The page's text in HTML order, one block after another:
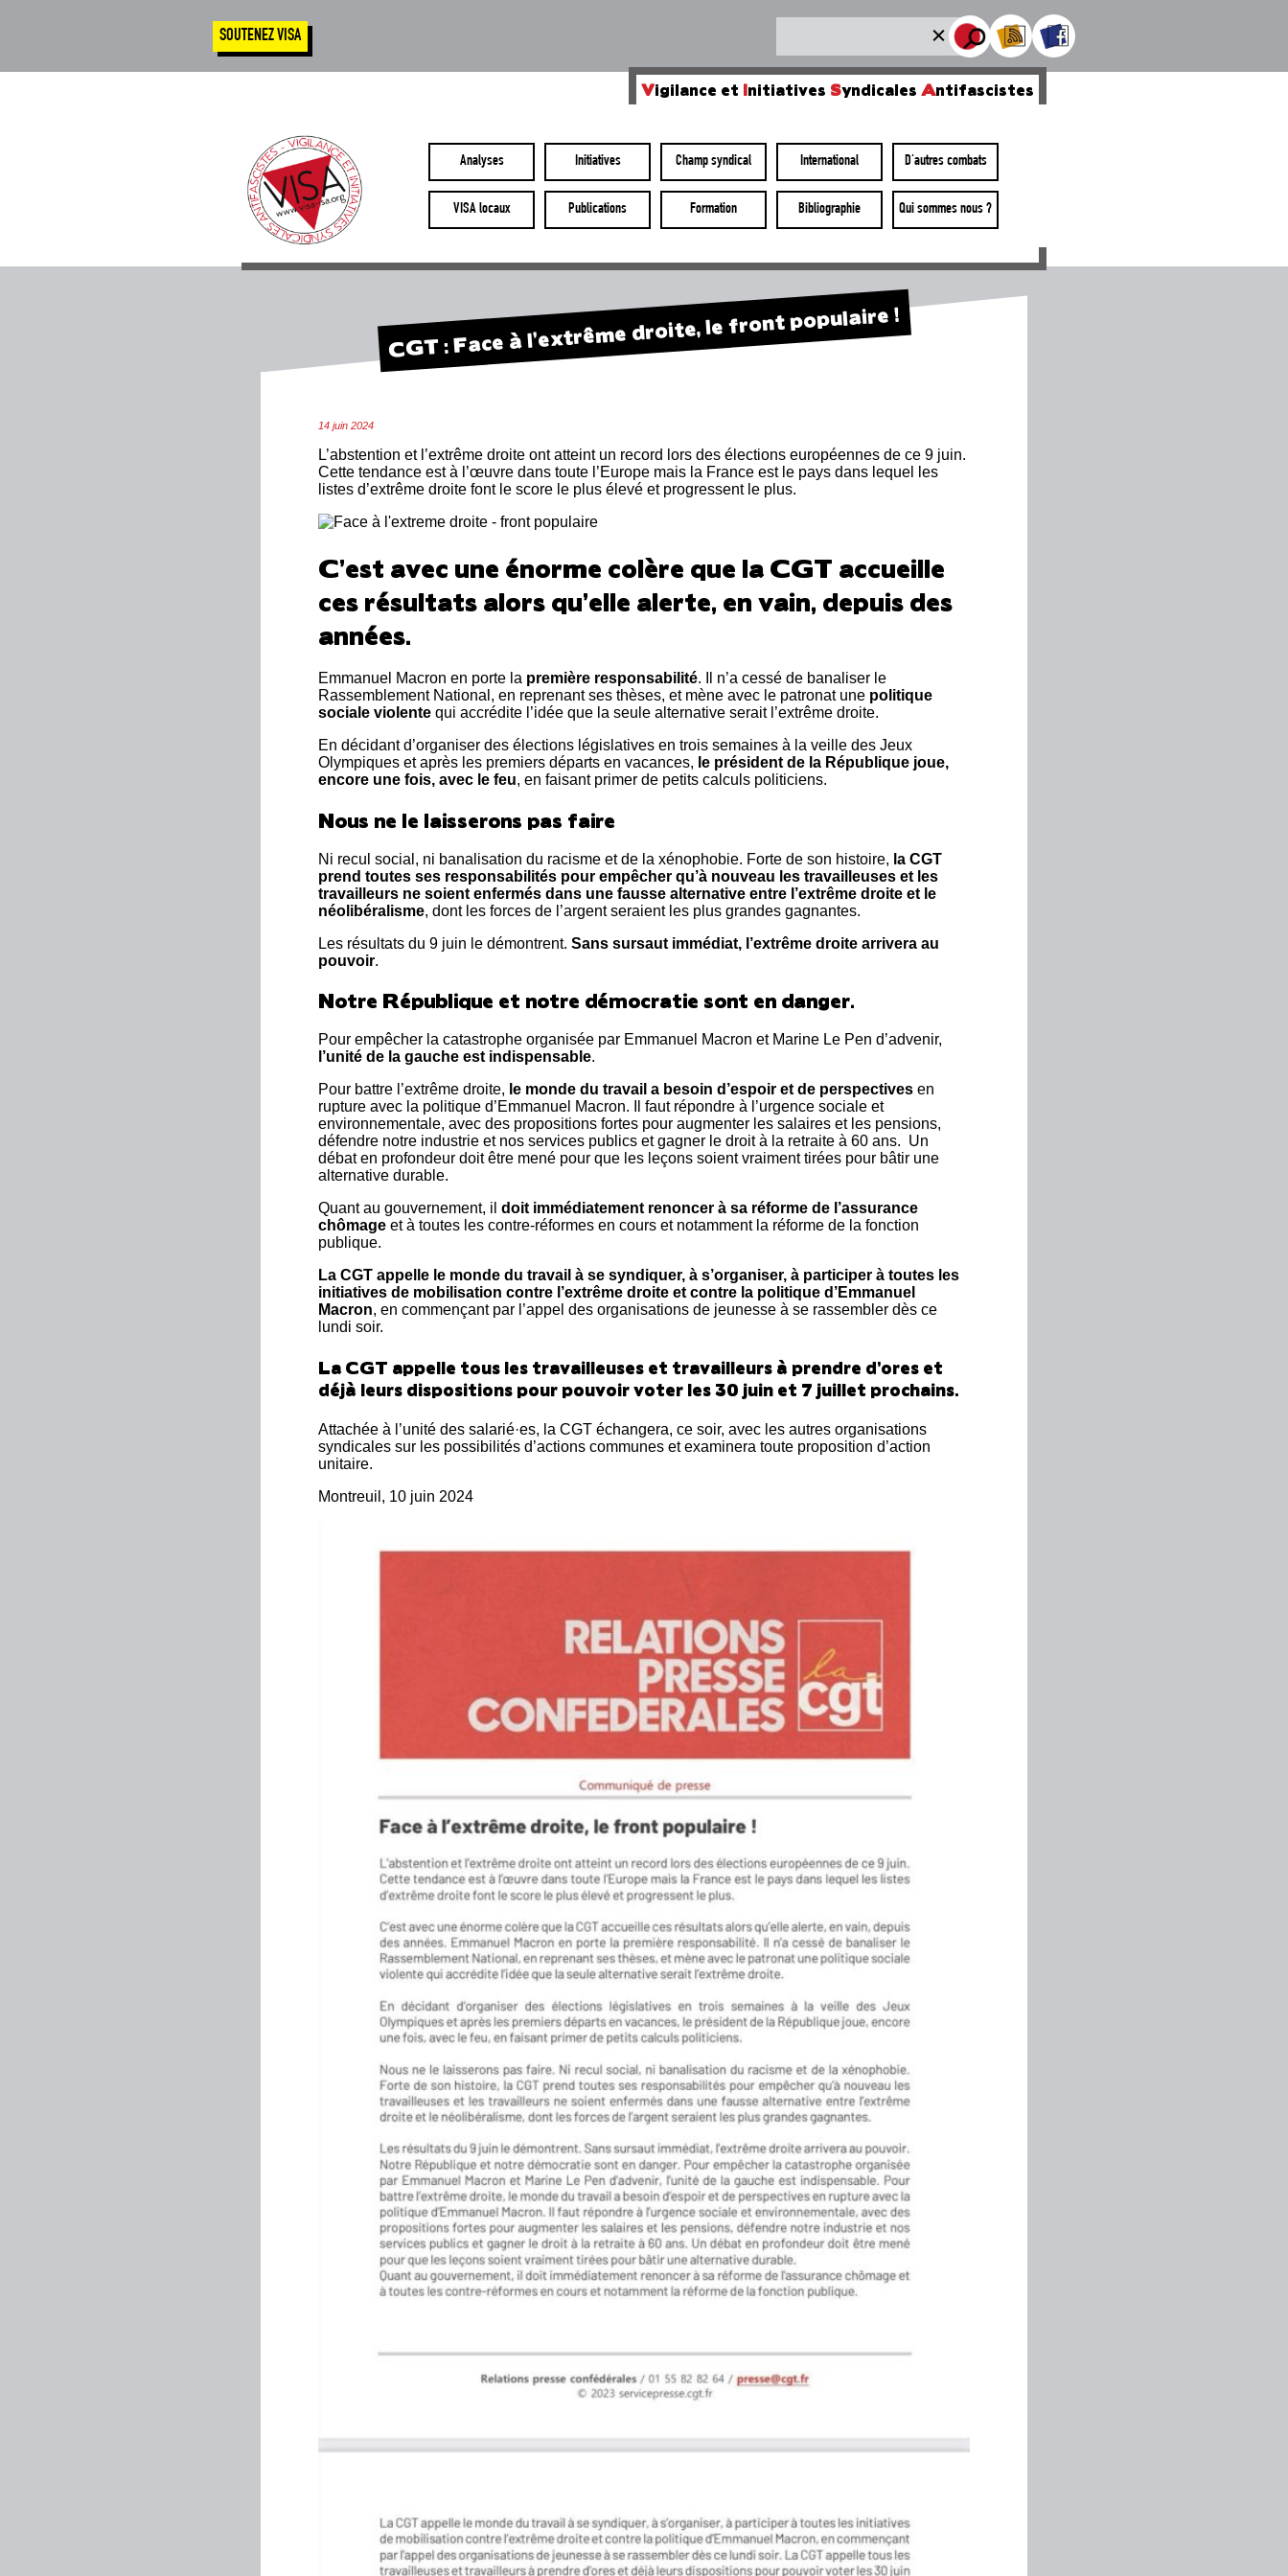
SOUTENEZ VISA
Vigilance et Initiatives Syndicales Antifascistes
Analyses Initiatives Champ syndical International D'autres combats
VISA locaux Publications Formation Bibliographie Qui sommes nous ?
CGT : Face à l’extrême droite, le front populaire !
14 juin 2024
L’abstention et l’extrême droite ont atteint un record lors des élections européennes de ce 9 juin.
Cette tendance est à l’œuvre dans toute l’Europe mais la France est le pays dans lequel les
listes d’extrême droite font le score le plus élevé et progressent le plus.
C’est avec une énorme colère que la CGT accueille
ces résultats alors qu’elle alerte, en vain, depuis des
années.
Emmanuel Macron en porte la première responsabilité. Il n’a cessé de banaliser le
Rassemblement National, en reprenant ses thèses, et mène avec le patronat une politique
sociale violente qui accrédite l’idée que la seule alternative serait l’extrême droite.
En décidant d’organiser des élections législatives en trois semaines à la veille des Jeux
Olympiques et après les premiers départs en vacances, le président de la République joue,
encore une fois, avec le feu, en faisant primer de petits calculs politiciens.
Nous ne le laisserons pas faire
Ni recul social, ni banalisation du racisme et de la xénophobie. Forte de son histoire, la CGT
prend toutes ses responsabilités pour empêcher qu’à nouveau les travailleuses et les
travailleurs ne soient enfermés dans une fausse alternative entre l’extrême droite et le
néolibéralisme, dont les forces de l’argent seraient les plus grandes gagnantes.
Les résultats du 9 juin le démontrent. Sans sursaut immédiat, l’extrême droite arrivera au
pouvoir.
Notre République et notre démocratie sont en danger.
Pour empêcher la catastrophe organisée par Emmanuel Macron et Marine Le Pen d’advenir,
l’unité de la gauche est indispensable.
Pour battre l’extrême droite, le monde du travail a besoin d’espoir et de perspectives en
rupture avec la politique d’Emmanuel Macron. Il faut répondre à l’urgence sociale et
environnementale, avec des propositions fortes pour augmenter les salaires et les pensions,
défendre notre industrie et nos services publics et gagner le droit à la retraite à 60 ans. Un
débat en profondeur doit être mené pour que les leçons soient vraiment tirées pour bâtir une
alternative durable.
Quant au gouvernement, il doit immédiatement renoncer à sa réforme de l’assurance
chômage et à toutes les contre-réformes en cours et notamment la réforme de la fonction
publique.
La CGT appelle le monde du travail à se syndiquer, à s’organiser, à participer à toutes les
initiatives de mobilisation contre l’extrême droite et contre la politique d’Emmanuel
Macron, en commençant par l’appel des organisations de jeunesse à se rassembler dès ce
lundi soir.
La CGT appelle tous les travailleuses et travailleurs à prendre d’ores et
déjà leurs dispositions pour pouvoir voter les 30 juin et 7 juillet prochains.
Attachée à l’unité des salarié·es, la CGT échangera, ce soir, avec les autres organisations
syndicales sur les possibilités d’actions communes et examinera toute proposition d’action
unitaire.
Montreuil, 10 juin 2024